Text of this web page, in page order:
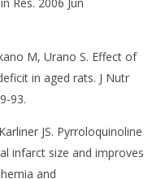
M, Urano S. Effect of
in aged rats. J Nutr
93.
JS. Pyrroloquinoline
infarct size and improves
and